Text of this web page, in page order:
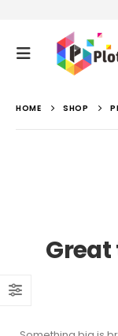
HOME SHOP
Great